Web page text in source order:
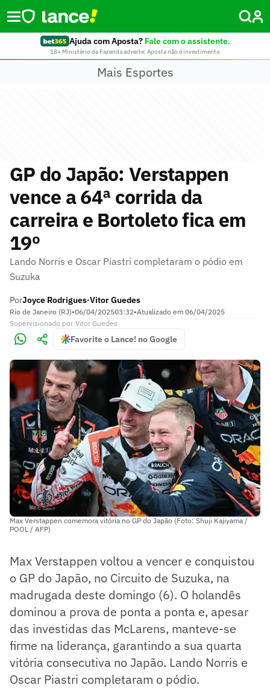
Ajuda com Aposta? Fale com o assistente.
18+ Ministério da Fazenda adverte: Aposta não é investimento
Mais Esportes
GP do Japão: Verstappen
vence a 64ª corrida da
carreira e Bortoleto fica em
19º
Lando Norris e Oscar Piastri completaram o pódio em
Suzuka
PorJoyce Rodrigues•Vitor Guedes
Rio de Janeiro (RJ)•06/04/202503:32•Atualizado em 06/04/2025
Supervisionado por Vitor Guedes
Favorite o Lance! no Google
Max Verstappen comemora vitória no GP do Japão (Foto: Shuji Kajiyama /
POOL / AFP)
Max Verstappen voltou a vencer e conquistou
o GP do Japão, no Circuito de Suzuka, na
madrugada deste domingo (6). O holandês
dominou a prova de ponta a ponta e, apesar
das investidas das McLarens, manteve-se
firme na liderança, garantindo a sua quarta
vitória consecutiva no Japão. Lando Norris e
Oscar Piastri completaram o pódio.